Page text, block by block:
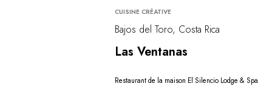
CUISINE CRÉATIVE
Bajos del Toro, Costa Rica
Las Ventanas
Restaurant de la maison El Silencio Lodge & Spa